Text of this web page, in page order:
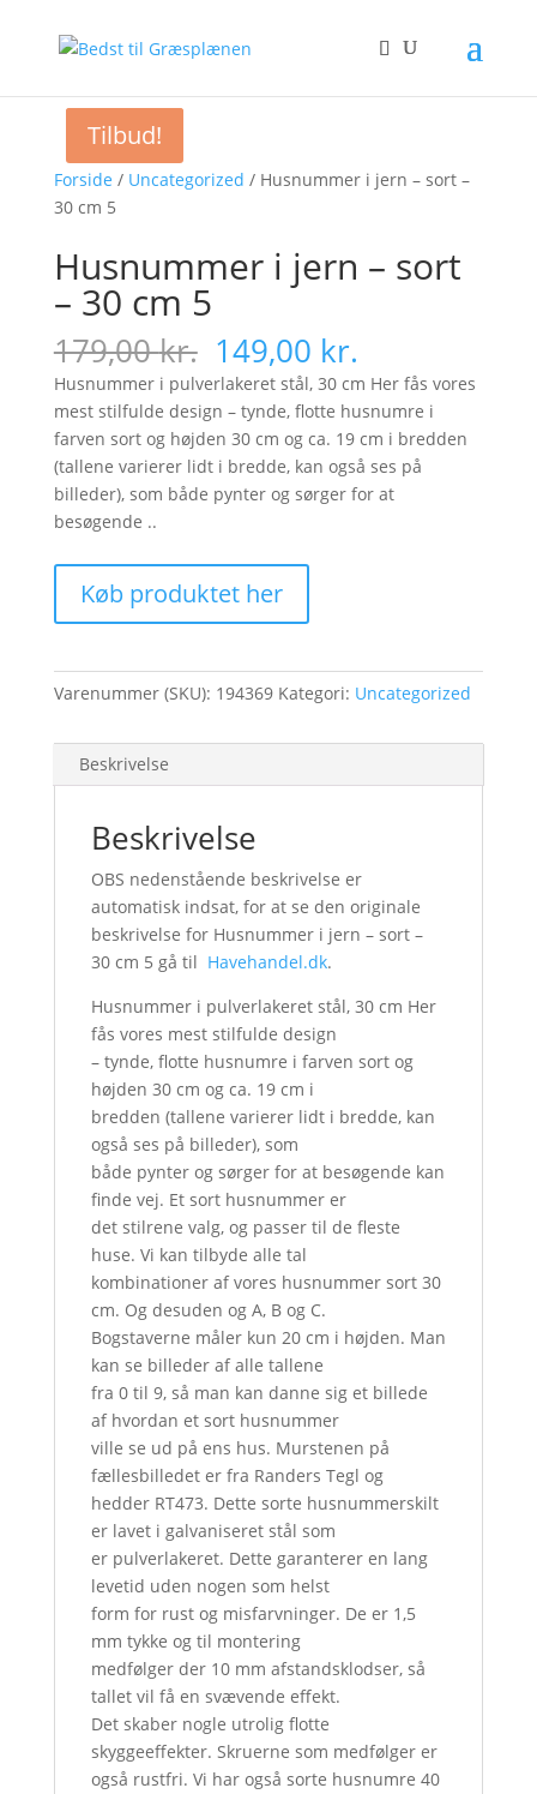
Forside / Uncategorized / Husnummer i jern – sort –
30 cm 5
Tilbud!
Husnummer i jern – sort
– 30 cm 5
179,00kr. Original
price
was:
179,00 kr..
149,00 kr.
price
is:
149,00 kr..
Husnummer i pulverlakeret stål, 30 cm Her fås vores
mest stilfulde design – tynde, flotte husnumre i
farven sort og højden 30 cm og ca. 19 cm i bredden
(tallene varierer lidt i bredde, kan også ses på
billeder), som både pynter og sørger for at
besøgende ..
Køb produktet her
Varenummer (SKU): 194369 Kategori: Uncategorized
Beskrivelse
Beskrivelse
OBS nedenstående beskrivelse er
automatisk indsat, for at se den originale
beskrivelse for Husnummer i jern – sort –
30 cm 5 gå til Havehandel.dk.
Husnummer i pulverlakeret stål, 30 cm Her
fås vores mest stilfulde design
– tynde, flotte husnumre i farven sort og
højden 30 cm og ca. 19 cm i
bredden (tallene varierer lidt i bredde, kan
også ses på billeder), som
både pynter og sørger for at besøgende kan
finde vej. Et sort husnummer er
det stilrene valg, og passer til de fleste
huse. Vi kan tilbyde alle tal
kombinationer af vores husnummer sort 30
cm. Og desuden og A, B og C.
Bogstaverne måler kun 20 cm i højden. Man
kan se billeder af alle tallene
fra 0 til 9, så man kan danne sig et billede
af hvordan et sort husnummer
ville se ud på ens hus. Murstenen på
fællesbilledet er fra Randers Tegl og
hedder RT473. Dette sorte husnummerskilt
er lavet i galvaniseret stål som
er pulverlakeret. Dette garanterer en lang
levetid uden nogen som helst
form for rust og misfarvninger. De er 1,5
mm tykke og til montering
medfølger der 10 mm afstandsklodser, så
tallet vil få en svævende effekt.
Det skaber nogle utrolig flotte
skyggeeffekter. Skruerne som medfølger er
også rustfri. Vi har også sorte husnumre 40
Tilbud!